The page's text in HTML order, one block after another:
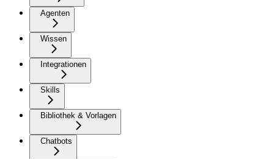
Agenten
Wissen
Integrationen
Skills
Bibliothek & Vorlagen
Chatbots